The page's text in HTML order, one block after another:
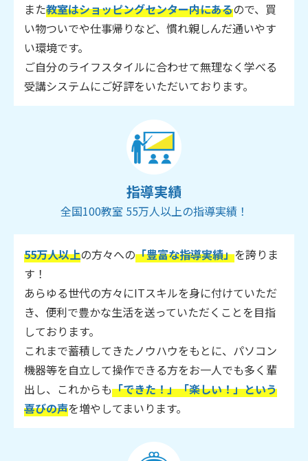
また教室はショッピングセンター内にあるので、買
い物ついでや仕事帰りなど、慣れ親しんだ通いやす
い環境です。
ご自分のライフスタイルに合わせて無理なく学べる
受講システムにご好評をいただいております。
指導実績
全国100教室 55万人以上の指導実績！
55万人以上の方々への「豊富な指導実績」を誇りま
す！
あらゆる世代の方々にITスキルを身に付けていただ
き、便利で豊かな生活を送っていただくことを目指
しております。
これまで蓄積してきたノウハウをもとに、パソコン
機器等を自立して操作できる方をお一人でも多く輩
出し、これからも「できた！」「楽しい！」という
喜びの声を増やしてまいります。